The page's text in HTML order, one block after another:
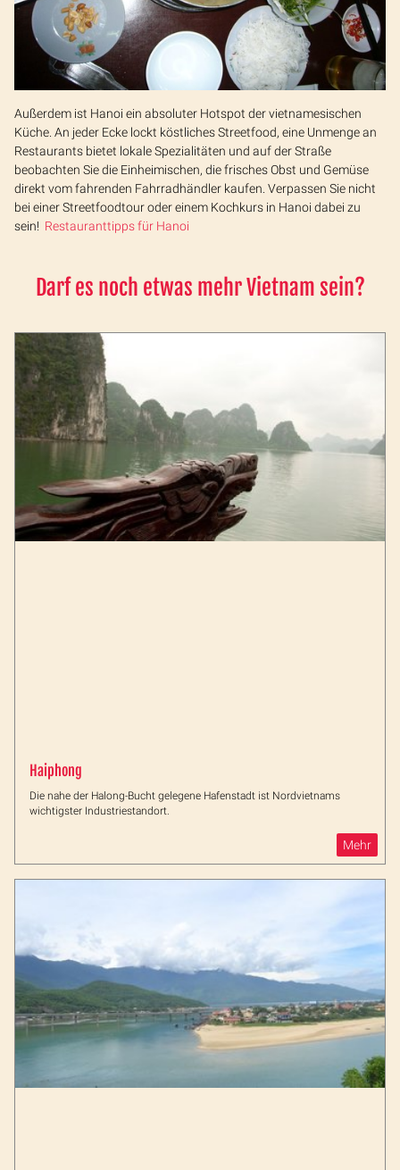
Außerdem ist Hanoi ein absoluter Hotspot der vietnamesischen
Küche. An jeder Ecke lockt köstliches Streetfood, eine Unmenge an
Restaurants bietet lokale Spezialitäten und auf der Straße
beobachten Sie die Einheimischen, die frisches Obst und Gemüse
direkt vom fahrenden Fahrradhändler kaufen. Verpassen Sie nicht
bei einer Streetfoodtour oder einem Kochkurs in Hanoi dabei zu
sein! Restauranttipps für Hanoi
Darf es noch etwas mehr Vietnam sein?
Haiphong
Die nahe der Halong-Bucht gelegene Hafenstadt ist Nordvietnams
wichtigster Industriestandort.
Mehr